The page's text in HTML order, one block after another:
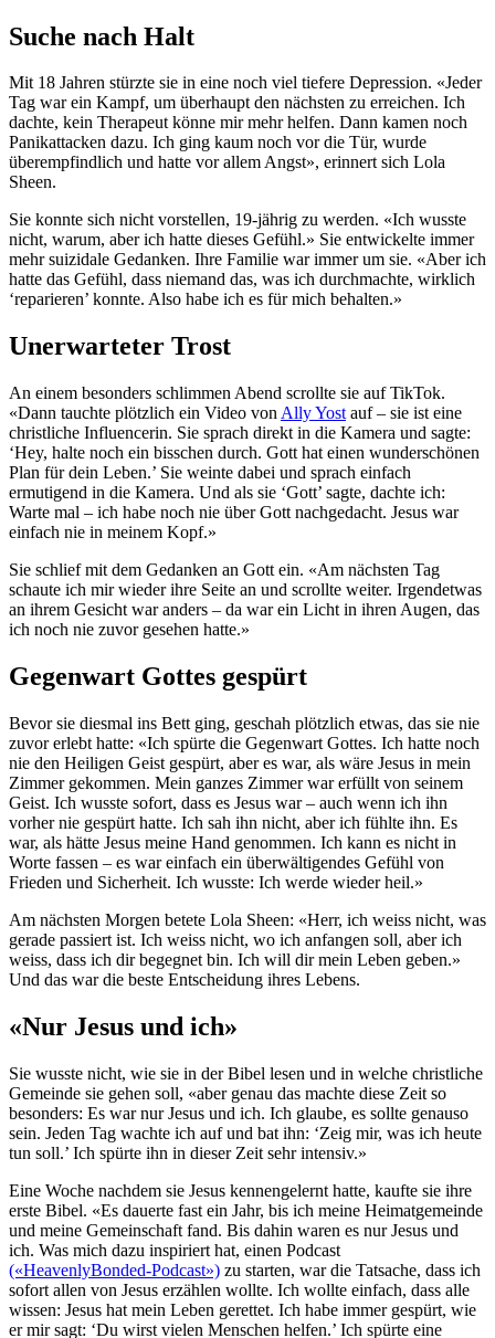
Suche nach Halt
Mit 18 Jahren stürzte sie in eine noch viel tiefere Depression. «Jeder
Tag war ein Kampf, um überhaupt den nächsten zu erreichen. Ich
dachte, kein Therapeut könne mir mehr helfen. Dann kamen noch
Panikattacken dazu. Ich ging kaum noch vor die Tür, wurde
überempfindlich und hatte vor allem Angst», erinnert sich Lola
Sheen.
Sie konnte sich nicht vorstellen, 19-jährig zu werden. «Ich wusste
nicht, warum, aber ich hatte dieses Gefühl.» Sie entwickelte immer
mehr suizidale Gedanken. Ihre Familie war immer um sie. «Aber ich
hatte das Gefühl, dass niemand das, was ich durchmachte, wirklich
‘reparieren’ konnte. Also habe ich es für mich behalten.»
Unerwarteter Trost
An einem besonders schlimmen Abend scrollte sie auf TikTok.
«Dann tauchte plötzlich ein Video von Ally Yost auf – sie ist eine
christliche Influencerin. Sie sprach direkt in die Kamera und sagte:
‘Hey, halte noch ein bisschen durch. Gott hat einen wunderschönen
Plan für dein Leben.’ Sie weinte dabei und sprach einfach
ermutigend in die Kamera. Und als sie ‘Gott’ sagte, dachte ich:
Warte mal – ich habe noch nie über Gott nachgedacht. Jesus war
einfach nie in meinem Kopf.»
Sie schlief mit dem Gedanken an Gott ein. «Am nächsten Tag
schaute ich mir wieder ihre Seite an und scrollte weiter. Irgendetwas
an ihrem Gesicht war anders – da war ein Licht in ihren Augen, das
ich noch nie zuvor gesehen hatte.»
Gegenwart Gottes gespürt
Bevor sie diesmal ins Bett ging, geschah plötzlich etwas, das sie nie
zuvor erlebt hatte: «Ich spürte die Gegenwart Gottes. Ich hatte noch
nie den Heiligen Geist gespürt, aber es war, als wäre Jesus in mein
Zimmer gekommen. Mein ganzes Zimmer war erfüllt von seinem
Geist. Ich wusste sofort, dass es Jesus war – auch wenn ich ihn
vorher nie gespürt hatte. Ich sah ihn nicht, aber ich fühlte ihn. Es
war, als hätte Jesus meine Hand genommen. Ich kann es nicht in
Worte fassen – es war einfach ein überwältigendes Gefühl von
Frieden und Sicherheit. Ich wusste: Ich werde wieder heil.»
Am nächsten Morgen betete Lola Sheen: «Herr, ich weiss nicht, was
gerade passiert ist. Ich weiss nicht, wo ich anfangen soll, aber ich
weiss, dass ich dir begegnet bin. Ich will dir mein Leben geben.»
Und das war die beste Entscheidung ihres Lebens.
«Nur Jesus und ich»
Sie wusste nicht, wie sie in der Bibel lesen und in welche christliche
Gemeinde sie gehen soll, «aber genau das machte diese Zeit so
besonders: Es war nur Jesus und ich. Ich glaube, es sollte genauso
sein. Jeden Tag wachte ich auf und bat ihn: ‘Zeig mir, was ich heute
tun soll.’ Ich spürte ihn in dieser Zeit sehr intensiv.»
Eine Woche nachdem sie Jesus kennengelernt hatte, kaufte sie ihre
erste Bibel. «Es dauerte fast ein Jahr, bis ich meine Heimatgemeinde
und meine Gemeinschaft fand. Bis dahin waren es nur Jesus und
ich. Was mich dazu inspiriert hat, einen Podcast
(«HeavenlyBonded-Podcast») zu starten, war die Tatsache, dass ich
sofort allen von Jesus erzählen wollte. Ich wollte einfach, dass alle
wissen: Jesus hat mein Leben gerettet. Ich habe immer gespürt, wie
er mir sagt: ‘Du wirst vielen Menschen helfen.’ Ich spürte eine